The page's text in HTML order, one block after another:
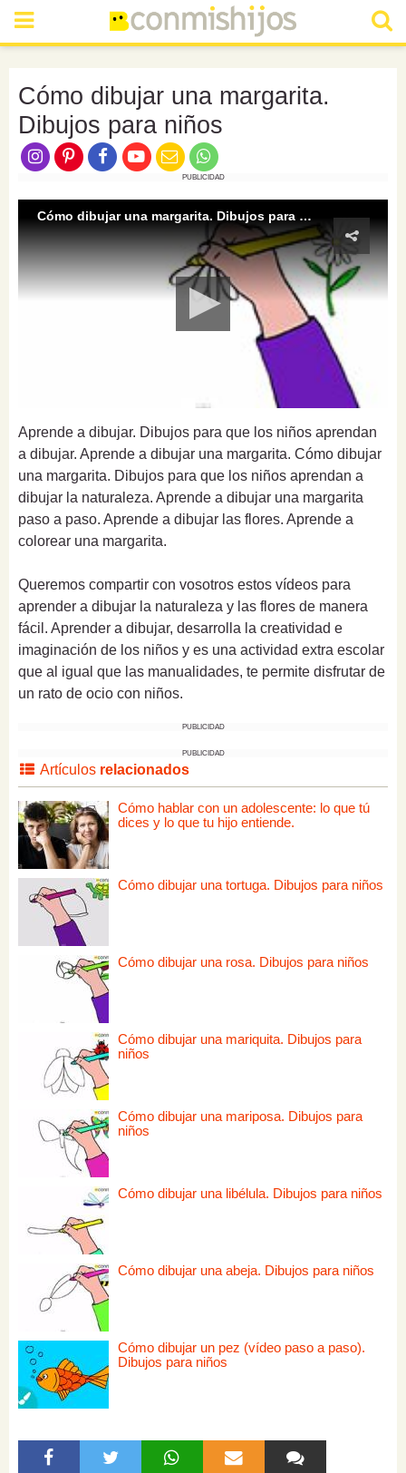
Cómo dibujar una margarita.
Dibujos para niños
PUBLICIDAD
Cómo dibujar una margarita. Dibujos para niños
Aprende a dibujar. Dibujos para que los niños aprendan
a dibujar. Aprende a dibujar una margarita. Cómo dibujar
una margarita. Dibujos para que los niños aprendan a
dibujar la naturaleza. Aprende a dibujar una margarita
paso a paso. Aprende a dibujar las flores. Aprende a
colorear una margarita.
Queremos compartir con vosotros estos vídeos para
aprender a dibujar la naturaleza y las flores de manera
fácil. Aprender a dibujar, desarrolla la creatividad e
imaginación de los niños y es una actividad extra escolar
que al igual que las manualidades, te permite disfrutar de
un rato de ocio con niños.
PUBLICIDAD
PUBLICIDAD
Artículos relacionados
Cómo hablar con un adolescente: lo que tú
dices y lo que tu hijo entiende.
Cómo dibujar una tortuga. Dibujos para niños
Cómo dibujar una rosa. Dibujos para niños
Cómo dibujar una mariquita. Dibujos para
niños
Cómo dibujar una mariposa. Dibujos para
niños
Cómo dibujar una libélula. Dibujos para niños
Cómo dibujar una abeja. Dibujos para niños
Cómo dibujar un pez (vídeo paso a paso).
Dibujos para niños